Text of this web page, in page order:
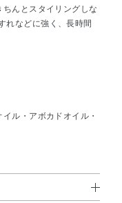
んとスタイリングしな
れなどに強く、長時間
ル・アボカドオイル・